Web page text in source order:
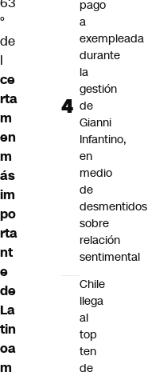
°
de
l
ce
rta
m
en
m
ás
im
po
rta
nt
e
de
La
tin
oa
m
pago
a
exempleada
durante
la
gestión
de
Gianni
Infantino,
en
medio
de
desmentidos
sobre
relación
sentimental
Chile
llega
al
top
ten
de